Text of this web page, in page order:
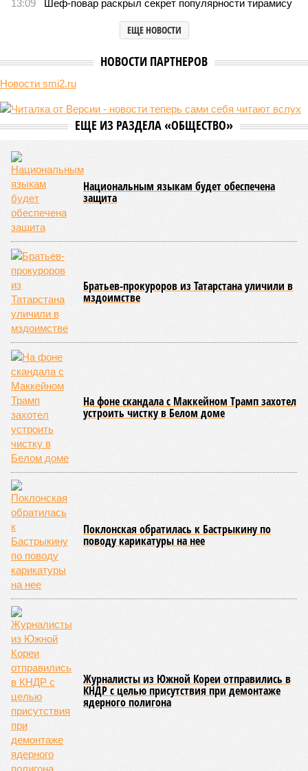
«Станция Л» продолжают ждать от компании Capital Group начала
реальной достройки (изображение сгенерировано ИИ)
Пока в Ярославском районе СВАО дольщики «Сказочного леса»
уже получают ключи – в мае 2026 года были получены
заключение о соответствии проектной документации и
разрешение на ввод жилищного комплекса в эксплуатацию –
совсем недалеко, в паре станций метро южнее, на Люблинской
улице, картина, можно сказать, прямо противоположная.
ЖК «Светлый мир «Станция Л»: та же группа компаний-
банкрот Seven Suns Development, та жеанонсированная
схема достройки через Capital Group осенью 2024 года, но
за прошедшие два года результатов, по словам дольщиков,
практически не видно. По
порталов, первую очередь ЖК строители обещают сдать к
декабрю 2026 г., вторую – к марту 2028-го. Но никто при
этом из кураторов стройки не задается вопросом: как эти
сроки должны материализоваться? На строительной
площадке, по свидетельствам дольщиков, регулярно
бывающих у забора, какая-либо техника отсутствует. Ни
бетононасосов, ни работающих кранов, ни признаков
мобилизации подрядчиков. При том, что до «декабря 2026»
осталось менее полугода.
Если в «Сказочном лесу» техзаказчик публично
отчитывался о поэтапной готовности – 90%, затем 97%, с
конкретными инженерными работами (усиление
монолитных конструкций, устранение проектных ошибок) –
то по «Станции Л» подобной публичной отчётности
дольщики не видят. Ни Capital Group, ни кураторы
строительства не подтверждают ни соблюдения графика
строительства, ни объёма фактически выполненных работ.
Напрашивается закономерный вопрос: если
декларируемая «Capital Group модель (достраивать
проблемные объекты SSD») сработала на
Лосиноостровской, почему она не масштабируется на
Люблино? И означает ли отсутствие техники на площадке,
что в реальности подрядчик по «Станции Л» ещё даже не
определён?
2025–2026 годах, похоже, не изменили ситуацию.
последние месяцы в личном общении нам перестали
называть даже ориентировочные сроки»